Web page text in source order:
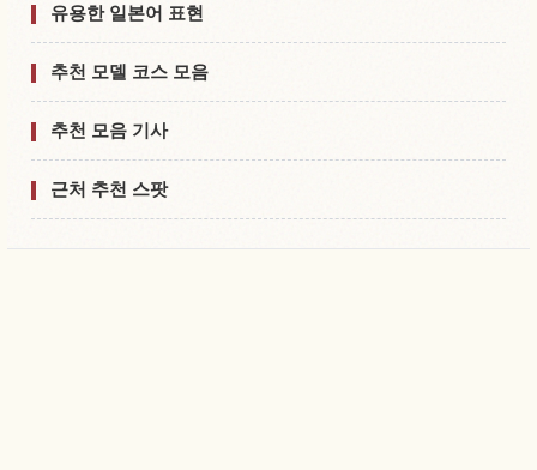
유용한 일본어 표현
추천 모델 코스 모음
추천 모음 기사
근처 추천 스팟